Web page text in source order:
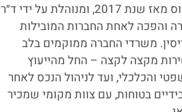
חברת Keynote Assets פועלת מפאפוס מאז שנת 2017, ומנוהלת על ידי ד״ר
והפכה לאחת החברות המובילות
משרדי החברה ממוקמים בלב
מקצה לקצה – החל מהייעוץ
והכלכלי, ועד לניהול הנכס לאחר
בטוחות, עם צוות מקומי שמכיר